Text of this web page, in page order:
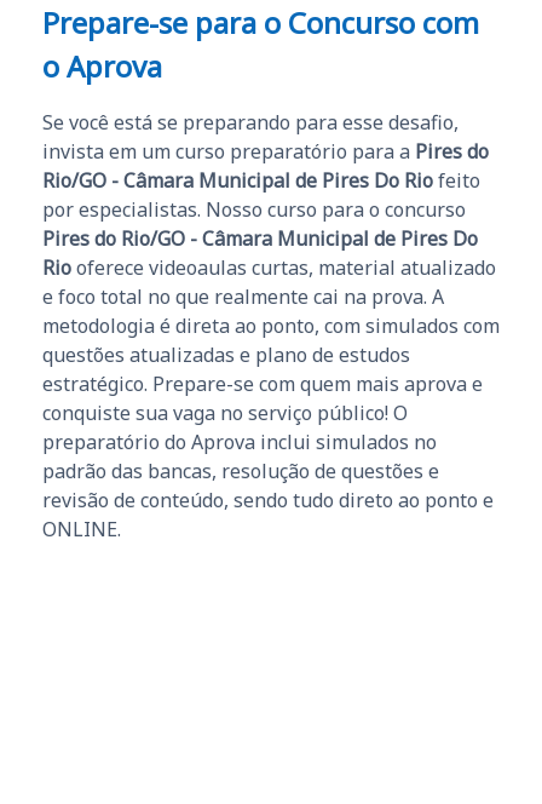
Prepare-se para o Concurso com
o Aprova
Se você está se preparando para esse desafio,
invista em um curso preparatório para a Pires do
Rio/GO - Câmara Municipal de Pires Do Riofeito
por especialistas. Nosso curso para o concurso
Pires do Rio/GO - Câmara Municipal de Pires Do
Riooferece videoaulas curtas, material atualizado
e foco total no que realmente cai na prova. A
metodologia é direta ao ponto, com simulados com
questões atualizadas e plano de estudos
estratégico. Prepare-se com quem mais aprova e
conquiste sua vaga no serviço público! O
preparatório do Aprova inclui simulados no
padrão das bancas, resolução de questões e
revisão de conteúdo, sendo tudo direto ao ponto e
ONLINE.